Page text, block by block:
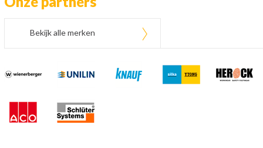
Bekijk alle merken